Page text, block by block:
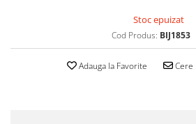
Stoc epuizat
Cod Produs: BIJ1853
Adauga la Favorite Cere